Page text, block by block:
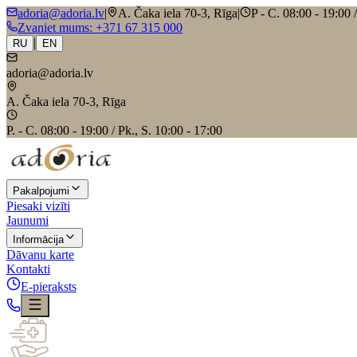
adoria@adoria.lv| A. Čaka iela 70-3, Rīga|
P - C. 08:00 - 19:00
Zvaniet mums: +371 67 315 000
RU | EN
adoria@adoria.lv
A. Čaka iela 70-3, Rīga
P. - C. 08:00 - 19:00 / Pk., S. 10:00 - 17:00
Pakalpojumi
Piesaki vizīti
Jaunumi
Informācija
Dāvanu karte
Kontakti
E-pieraksts